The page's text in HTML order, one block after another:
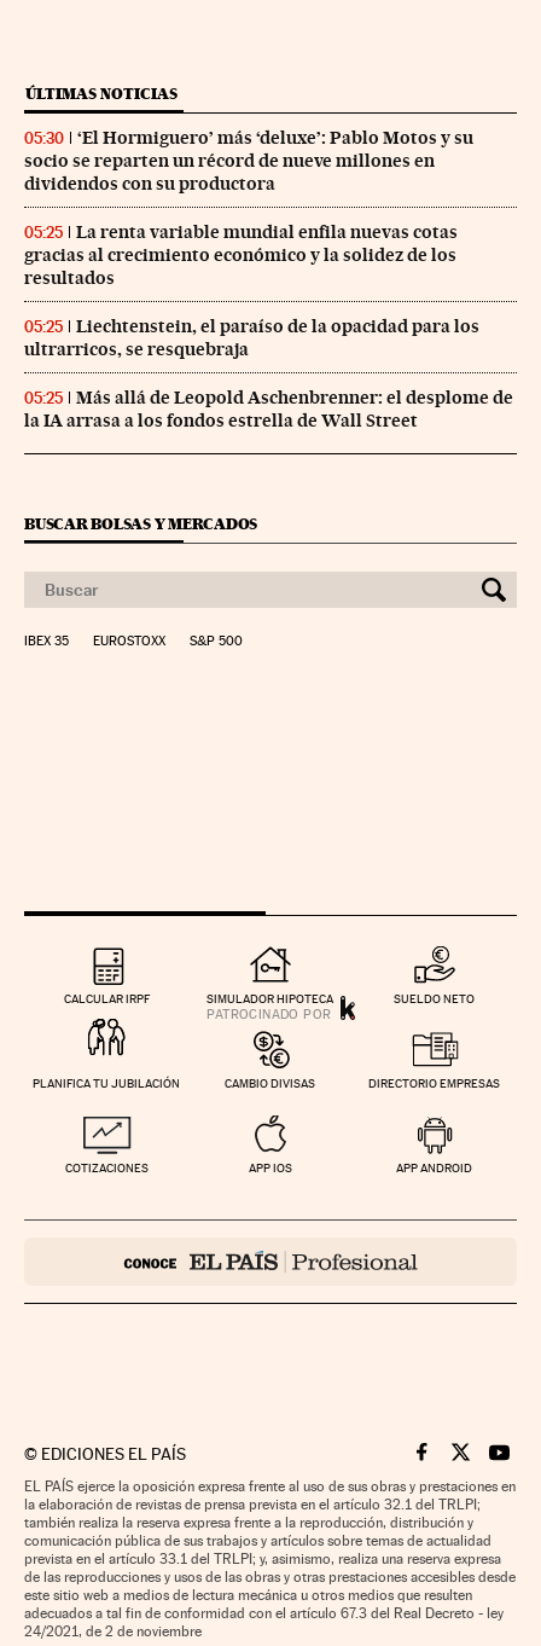
ÚLTIMAS NOTICIAS
05:30
‘El Hormiguero’ más ‘deluxe’: Pablo Motos y su
socio se reparten un récord de nueve millones en
dividendos con su productora
05:25
La renta variable mundial enfila nuevas cotas
gracias al crecimiento económico y la solidez de los
resultados
05:25
Liechtenstein, el paraíso de la opacidad para los
ultrarricos, se resquebraja
05:25
Más allá de Leopold Aschenbrenner: el desplome de
la IA arrasa a los fondos estrella de Wall Street
BUSCAR BOLSAS Y MERCADOS
IBEX 35 EUROSTOXX S&P 500
CALCULAR IRPF SIMULADOR HIPOTECA SUELDO NETO
PLANIFICA TU JUBILACIÓN CAMBIO DIVISAS DIRECTORIO EMPRESAS
COTIZACIONES APP IOS APP ANDROID
© EDICIONES EL PAÍS Cinco Días en
Cinco Días
Cinco
EL PAÍS ejerce la oposición expresa frente al uso de sus obras y prestaciones en
la elaboración de revistas de prensa prevista en el artículo 32.1 del TRLPI;
también realiza la reserva expresa frente a la reproducción, distribución y
comunicación pública de sus trabajos y artículos sobre temas de actualidad
prevista en el artículo 33.1 del TRLPI; y, asimismo, realiza una reserva expresa
de las reproducciones y usos de las obras y otras prestaciones accesibles desde
este sitio web a medios de lectura mecánica u otros medios que resulten
adecuados a tal fin de conformidad con el artículo 67.3 del Real Decreto - ley
24/2021, de 2 de noviembre